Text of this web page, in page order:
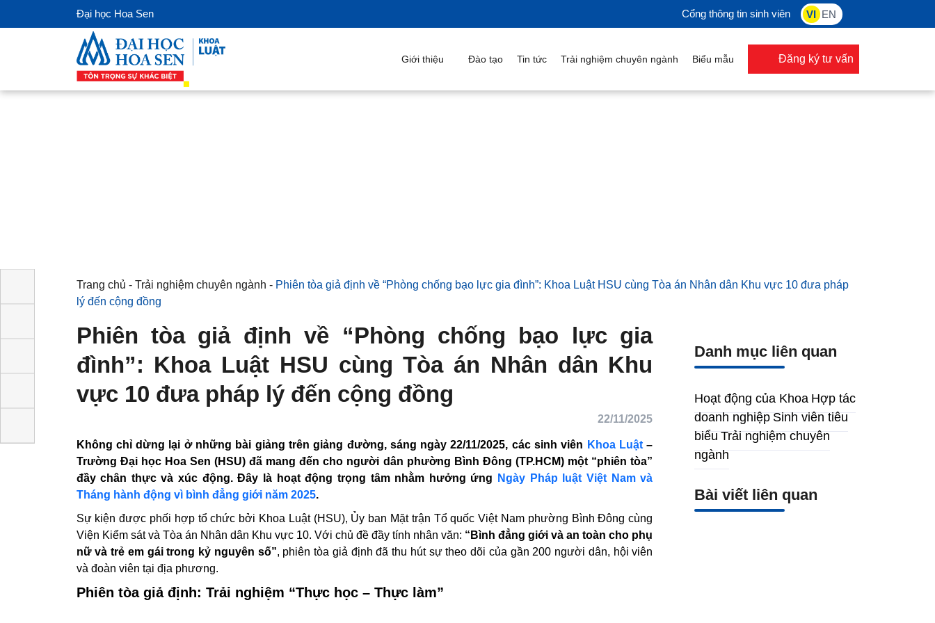
Đại học Hoa Sen Cổng thông tin sinh viên VI EN
Giới thiệu Đào tạo Tin tức Trải nghiệm chuyên ngành Biểu mẫu Đăng ký tư vấn
Trang chủ-Trải nghiệm chuyên ngành-Phiên tòa giả định về “Phòng chống bạo lực gia đình”: Khoa Luật HSU cùng Tòa án Nhân dân Khu vực 10
đưa pháp lý đến cộng đồng
Phiên tòa giả định về “Phòng chống bạo lực gia
đình”: Khoa Luật HSU cùng Tòa án Nhân dân Khu
vực 10 đưa pháp lý đến cộng đồng
22/11/2025
Không chỉ dừng lại ở những bài giảng trên giảng đường, sáng ngày 22/11/2025, các sinh viênKhoa Luật –
Trường Đại học Hoa Sen (HSU) đã mang đến cho người dân phường Bình Đông (TP.HCM) một “phiên
tòa” đầy chân thực và xúc động. Đây là hoạt động trọng tâm nhằm hưởng ứngNgày Pháp luật Việt Nam
và Tháng hành động vì bình đẳng giới năm 2025
Sự kiện được phối hợp tổ chức bởi Khoa Luật (HSU), Ủy ban Mặt trận Tổ quốc Việt Nam phường Bình
Đông cùng Viện Kiểm sát và Tòa án Nhân dân Khu vực 10. Với chủ đề đầy tính nhân văn:“Bình đẳng giới
và an toàn cho phụ nữ và trẻ em gái trong kỷ nguyên số”, phiên tòa giả định đã thu hút sự theo dõi của
gần 200 người dân, hội viên và đoàn viên tại địa phương.
Phiên tòa giả định: Trải nghiệm “Thực học – Thực làm”
Danh mục liên quan
Hoạt động của KhoaHợp
tác doanh nghiệpSinh viên
tiêu biểuTrải nghiệm
chuyên ngành
Bài viết liên quan